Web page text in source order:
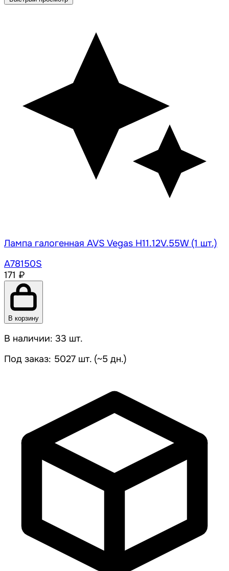
Лампа галогенная AVS Vegas H11.12V.55W (1 шт.)
A78150S
171 ₽
В корзину
В наличии: 33 шт.
Под заказ: 5027 шт. (~5 дн.)